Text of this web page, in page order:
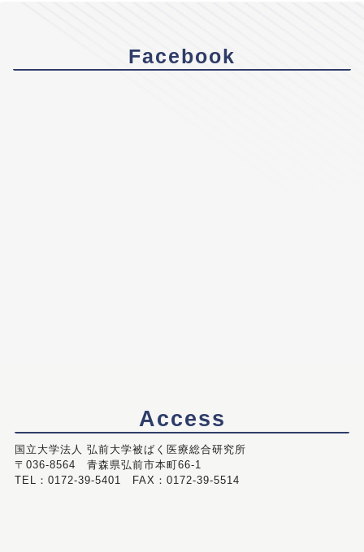
Facebook
Access
国立大学法人 弘前大学被ばく医療総合研究所
〒036-8564 青森県弘前市本町66-1
TEL：0172-39-5401 FAX：0172-39-5514